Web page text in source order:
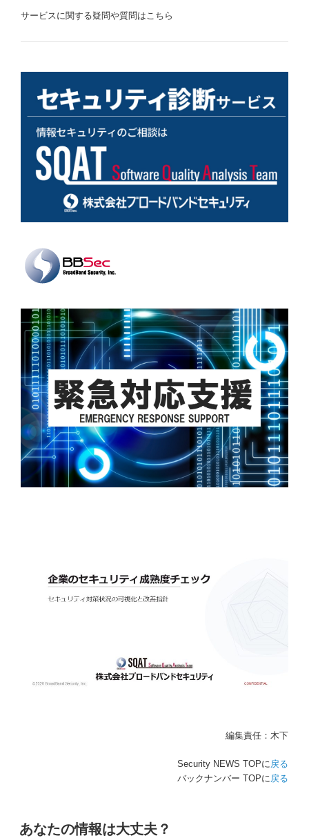
サービスに関する疑問や質問はこちら
編集責任：木下
Security NEWS TOPに 戻る
バックナンバー TOPに 戻る
あなたの情報は大丈夫？